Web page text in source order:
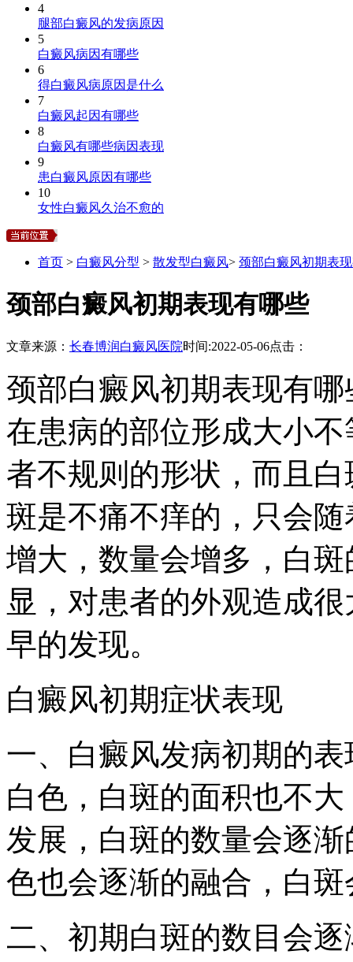
4
腿部白癜风的发病原因
5
白癜风病因有哪些
6
得白癜风病原因是什么
7
白癜风起因有哪些
8
白癜风有哪些病因表现
9
患白癜风原因有哪些
10
女性白癜风久治不愈的
首页 > 白癜风分型 > 散发型白癜风> 颈部白癜风初期表
颈部白癜风初期表现有哪些
文章来源： 长春博润白癜风医院时间:2022-05-06点击：
颈部白癜风初期表现有
在患病的部位形成大小
者不规则的形状，而且
斑是不痛不痒的，只会
增大，数量会增多，白
显，对患者的外观造成
早的发现。
白癜风初期症状表现
一、白癜风发病初期的
白色，白斑的面积也不
发展，白斑的数量会逐
色也会逐渐的融合，白
二、初期白斑的数目会